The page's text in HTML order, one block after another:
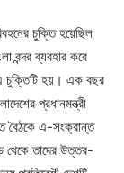
চুক্তি হয়েছিল
বন্দর ব্যবহার করে
চুক্তিটি হয়। এক বছর
প্রধানমন্ত্রী
বৈঠকে এ-সংক্রান্ত
থেকে তাদের উত্তর-